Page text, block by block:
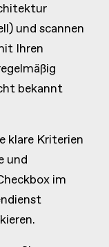
und scannen
Ihren
bekannt
klare Kriterien
und
im